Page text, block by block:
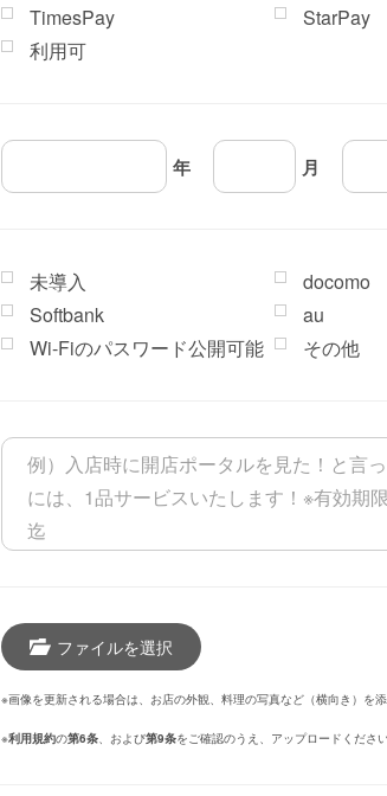
TimesPay
StarPay
利用可
年 月
未導入
docomo
Softbank
au
Wi-Fiのパスワード公開可能
その他
ファイルを選択
※画像を更新される場合は、お店の外観、料理の写真など（横向き）を
※利用規約の第6条、および第9条をご確認のうえ、アップロードくださ